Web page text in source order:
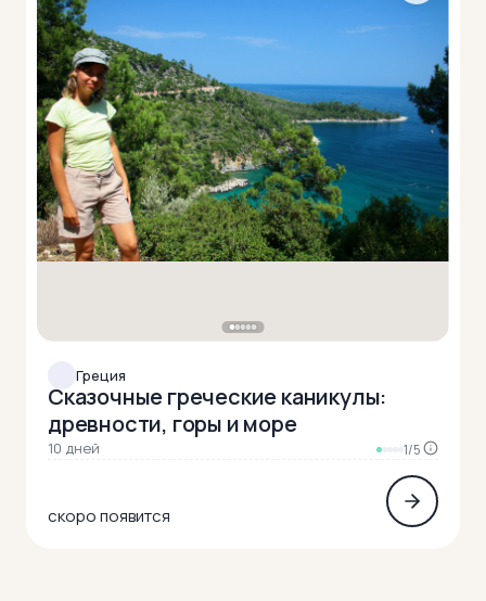
Греция
Сказочные греческие каникулы:
древности, горы и море
10 дней 1/5
скоро появится